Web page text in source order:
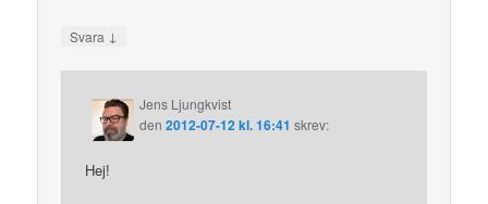
Svara ↓
Jens Ljungkvist
den2012-07-12 kl. 16:41 skrev:
Hej!